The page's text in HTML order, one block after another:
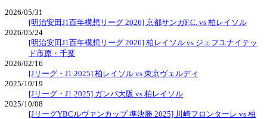
2026/05/31
[明治安田J1百年構想リーグ 2026] 京都サンガF.C. vs 柏レイソル
2026/05/24
[明治安田J1百年構想リーグ 2026] 柏レイソル vs ジェフユナイテッ
ド市原・千葉
2026/02/16
[Jリーグ・J1 2025] 柏レイソル vs 東京ヴェルディ
2025/10/19
[Jリーグ・J1 2025] ガンバ大阪 vs 柏レイソル
2025/10/08
[JリーグYBCルヴァンカップ 準決勝 2025] 川崎フロンターレ vs 柏